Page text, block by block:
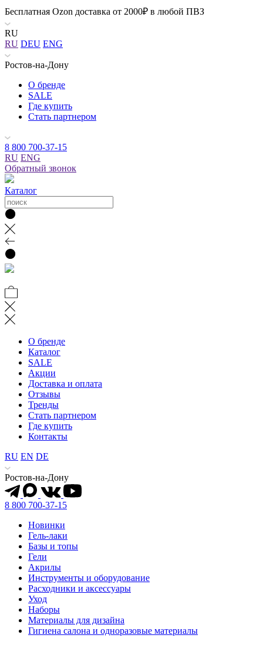
Бесплатная Ozon доставка от 2000₽ в любой ПВЗ
RU
RU DEU ENG
Ростов-на-Дону
О бренде
SALE
Где купить
Стать партнером
8 800 700-37-15
RU ENG
Обратный звонок
Каталог
О бренде
Каталог
SALE
Акции
Доставка и оплата
Отзывы
Тренды
Стать партнером
Где купить
Контакты
RU EN DE
Ростов-на-Дону
8 800 700-37-15
Новинки
Гель-лаки
Базы и топы
Гели
Акрилы
Инструменты и оборудование
Расходники и аксессуары
Уход
Наборы
Материалы для дизайна
Гигиена салона и одноразовые материалы